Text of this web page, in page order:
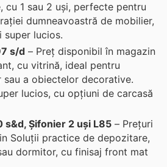
cu 1 sau 2 uși, perfecte pentru
dumneavoastră de mobilier,
lucios.
s/d – Preț disponibil în magazin
cu vitrină, ideal pentru
a obiectelor decorative.
lucios, cu opțiuni de carcasă
s&d, Șifonier 2 uși L85 – Prețuri
Soluții practice de depozitare,
dormitor, cu finisaj front mat